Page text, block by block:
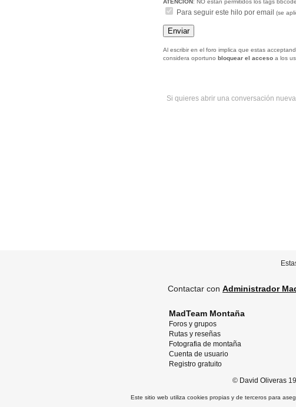
ATENCIÓN: NO estan permitidos los tags
Para seguir este hilo por email (se
Al escribir en el foro implica que estas
considera oportuno bloquear el acceso a los
Si quieres abrir una conversación
Contactar con Administrador
MadTeam Montaña
Foros y grupos
Rutas y reseñas
Fotografia de montaña
Cuenta de usuario
Registro gratuito
© David Oliveras
Este sitio web utiliza cookies propias y de terceros para